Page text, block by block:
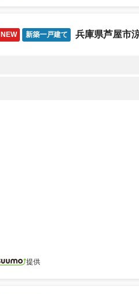
NEW 新築一戸建て 兵庫県芦屋市
提供